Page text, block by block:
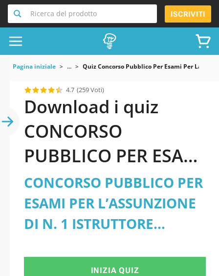
Ricerca del prodotto ISCRIVITI
Pagina iniziale ... Quiz Concorso Pubblico Per Esami Per
4.7 (259 Voti)
Download i quiz
CONCORSO
PUBBLICO PER ESAMI
PER L’ASSUNZIONE
DI N. 1 ISTRUTTORE
AMMINISTRATIVO -
AREA DEGLI
CONCORSO PUBBLICO PER
ESAMI PER L’ASSUNZIONE
DI N. 1 ISTRUTTORE
DEGLI ISTRUTTORI - A
INIZIA QUIZ